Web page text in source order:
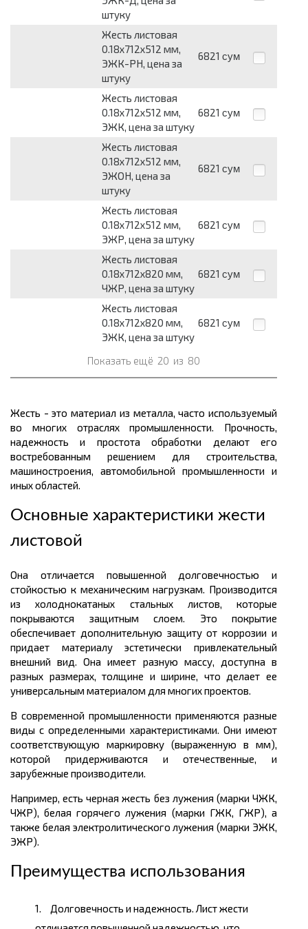
штуку
Жесть листовая
0.18х712х512 мм,
ЭЖК-РН, цена за
штуку
6821 сум
Жесть листовая
0.18х712х512 мм,
ЭЖК, цена за штуку
6821 сум
Жесть листовая
0.18х712х512 мм,
ЭЖОН, цена за
штуку
6821 сум
Жесть листовая
0.18х712х512 мм,
ЭЖР, цена за штуку
6821 сум
Жесть листовая
0.18х712х820 мм,
ЧЖР, цена за штуку
6821 сум
Жесть листовая
0.18х712х820 мм,
ЭЖК, цена за штуку
6821 сум
Показать ещё 20 из 80
Жесть - это материал из металла, часто используемый
во многих отраслях промышленности. Прочность,
надежность и простота обработки делают его
востребованным решением для строительства,
машиностроения, автомобильной промышленности и
иных областей.
Основные характеристики жести
листовой
Она отличается повышенной долговечностью и
стойкостью к механическим нагрузкам. Производится
из холоднокатаных стальных листов, которые
покрываются защитным слоем. Это покрытие
обеспечивает дополнительную защиту от коррозии и
придает материалу эстетически привлекательный
внешний вид. Она имеет разную массу, доступна в
разных размерах, толщине и ширине, что делает ее
универсальным материалом для многих проектов.
В современной промышленности применяются разные
виды с определенными характеристиками. Они имеют
соответствующую маркировку (выраженную в мм),
которой придерживаются и отечественные, и
зарубежные производители.
Например, есть черная жесть без лужения (марки ЧЖК,
ЧЖР), белая горячего лужения (марки ГЖК, ГЖР), а
также белая электролитического лужения (марки ЭЖК,
ЭЖР).
Преимущества использования
Долговечность и надежность. Лист жести